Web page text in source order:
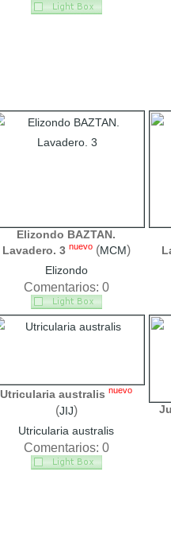
Elizondo BAZTAN.
Lavadero. 3 nuevo (MCM)
Elizondo
Comentarios: 0
Utricularia australis nuevo
(JIJ)
Utricularia australis
Comentarios: 0